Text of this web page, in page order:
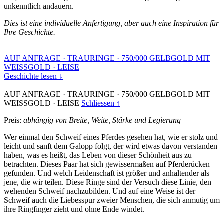
unkenntlich andauern.
Dies ist eine individuelle Anfertigung, aber auch eine Inspiration für
Ihre Geschichte.
AUF ANFRAGE · TRAURINGE · 750/000 GELBGOLD MIT
WEISSGOLD · LEISE
Geschichte lesen ↓
AUF ANFRAGE · TRAURINGE · 750/000 GELBGOLD MIT
WEISSGOLD · LEISE Schliessen ↑
Preis: abhängig von Breite, Weite, Stärke und Legierung
Wer einmal den Schweif eines Pferdes gesehen hat, wie er stolz und
leicht und sanft dem Galopp folgt, der wird etwas davon verstanden
haben, was es heißt, das Leben von dieser Schönheit aus zu
betrachten. Dieses Paar hat sich gewissermaßen auf Pferderücken
gefunden. Und welch Leidenschaft ist größer und anhaltender als
jene, die wir teilen. Diese Ringe sind der Versuch diese Linie, den
wehenden Schweif nachzubilden. Und auf eine Weise ist der
Schweif auch die Liebesspur zweier Menschen, die sich anmutig um
ihre Ringfinger zieht und ohne Ende windet.